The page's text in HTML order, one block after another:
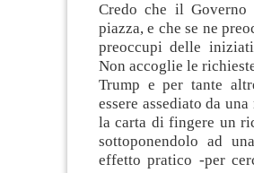
Credo che il Governo
piazza, e che se ne
preoccupi delle
Non accoglie le
Trump e per tante
essere assediato da
la carta di fingere un
sottoponendolo ad
effetto pratico -per